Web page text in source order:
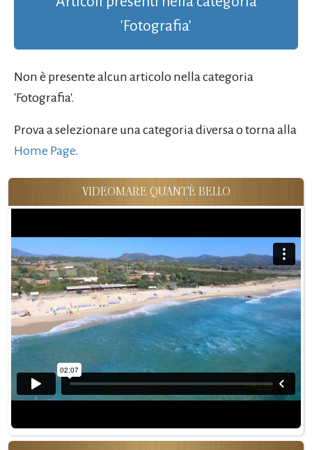
'Fotografia'
Non è presente alcun articolo nella categoria
'Fotografia'.
Prova a selezionare una categoria diversa o torna alla
Home Page.
VIDEOMARE QUANT'È BELLO